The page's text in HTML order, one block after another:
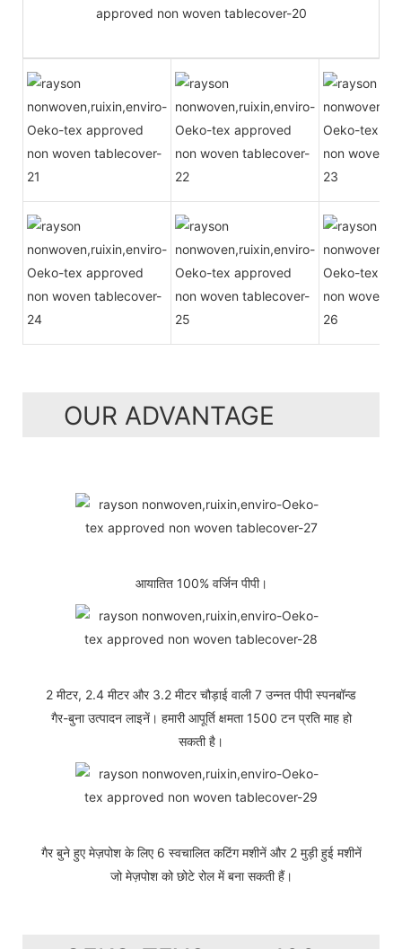
OUR ADVANTAGE
आयातित 100% वर्जिन पीपी।
2 मीटर, 2.4 मीटर और 3.2 मीटर चौड़ाई वाली 7 उन्नत पीपी स्पनबॉन्ड
गैर-बुना उत्पादन लाइनें। हमारी आपूर्ति क्षमता 1500 टन प्रति माह हो
सकती है।
गैर बुने हुए मेज़पोश के लिए 6 स्वचालित कटिंग मशीनें और 2 मुड़ी हुई मशीनें
जो मेज़पोश को छोटे रोल में बना सकती हैं।